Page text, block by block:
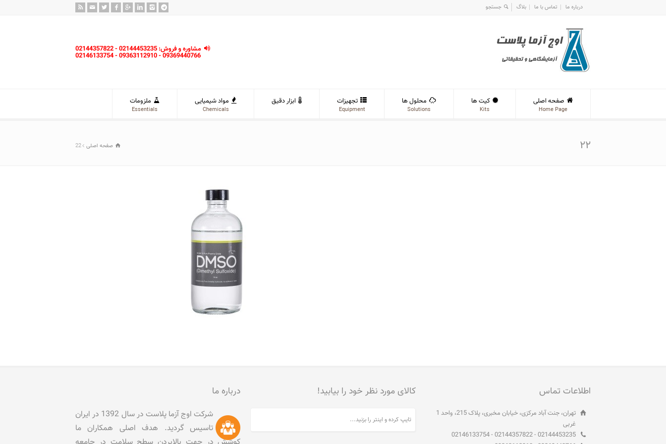
درباره ما تماس با ما بلاگ
مشاوره و فروش: 02144453235 - 02144357822
09369440766 - 09363112910 - 02146133754
صفحه اصلی
Home Page
کیت ها
Kits
محلول ها
Solutions
تجهیزات
Equipment
ابزار دقیق مواد شیمیایی
Chemicals
ملزومات
Essentials
۲۲ صفحه اصلی 22
اطلاعات تماس
تهران، جنت آباد مرکزی، خیابان مخبری، پلاک 215، واحد 1
غربی
02144453235 - 02144357822 - 02146133754
کالای مورد نظر خود را بیابید! درباره ما
شرکت اوج آزما پلاست در سال 1392 در ایران
تاسیس گردید. هدف اصلی همکاران ما